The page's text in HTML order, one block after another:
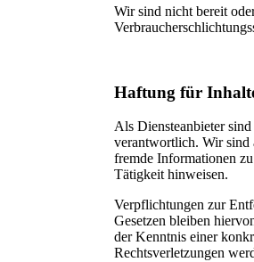
Wir sind nicht bereit
Haftung für
Als Diensteanbieter
verantwortlich. Wir sind
fremde Informationen
Tätigkeit hinweisen.
Verpflichtungen zur
Gesetzen bleiben
der Kenntnis einer
Rechtsverletzungen